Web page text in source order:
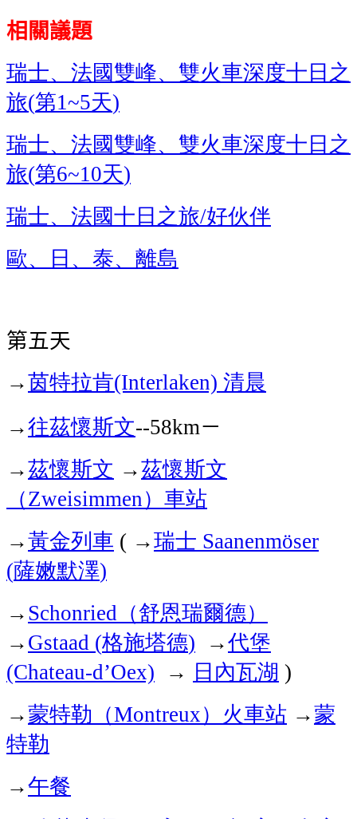
相關議題
瑞士、法國雙峰、雙火車深度十日之
旅(第1~5天)
瑞士、法國雙峰、雙火車深度十日之
旅(第6~10天)
瑞士、法國十日之旅/好伙伴
歐、日、泰、離島
第五天
→茵特拉肯(Interlaken) 清晨
→往茲懷斯文--58km－
→茲懷斯文 →茲懷斯文
（Zweisimmen ）車站
→黃金列車 ( →瑞士 Saanenmöser
(薩嫩默澤)
→ Schonried （舒恩瑞爾德）
→ Gstaad (格施塔德) →代堡
(Chateau-d’Oex) → 日內瓦湖 )
→蒙特勒（Montreux）火車站 →蒙
特勒
→午餐